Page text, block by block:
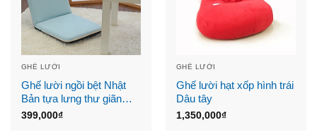
GHẾ LƯỜI
Ghế lười ngồi bệt Nhật
Bản tựa lưng thư giãn
nhiều cấp độ
399,000₫
GHẾ LƯỜI
Ghế lười hạt xốp hình trái
Dâu tây
1,350,000₫